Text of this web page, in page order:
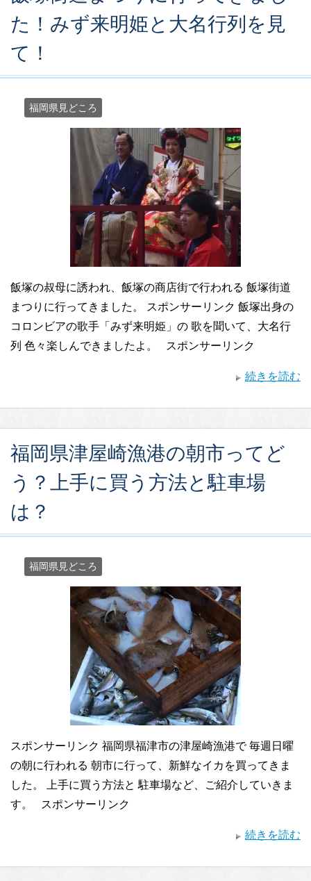
た！みず来明姫と大名行列を見
て！
福岡県見どころ
飯塚の叔母に誘われ、飯塚の商店街で行われる 飯塚街道
まつりに行ってきました。 スポンサーリンク 飯塚出身の
コロンビアの歌手「みず来明姫」の 歌を聞いて、大名行
列 色々楽しんできましたよ。 スポンサーリンク
続きを読む
福岡県津屋崎漁港の朝市ってど
う？上手に買う方法と駐車場
は？
福岡県見どころ
スポンサーリンク 福岡県福津市の津屋崎漁港で 毎週日曜
の朝に行われる 朝市に行って、新鮮なイカを買ってきま
した。 上手に買う方法と 駐車場など、ご紹介していきま
す。 スポンサーリンク
続きを読む